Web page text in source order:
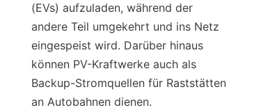
(EVs) aufzuladen, während der
andere Teil umgekehrt und ins Netz
eingespeist wird. Darüber hinaus
können PV-Kraftwerke auch als
Backup-Stromquellen für Raststätten
an Autobahnen dienen.